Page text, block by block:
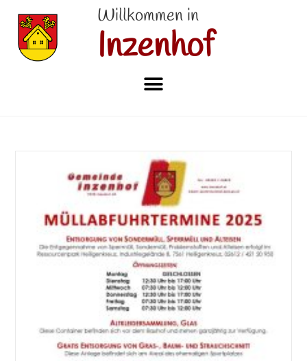
Willkommen in
Inzenhof